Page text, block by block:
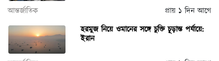
আন্তর্জাতিক
প্রায় ১ দিন আগে
হরমুজ নিয়ে ওমানের সঙ্গে চুক্তি চূড়ান্ত পর্যায়ে:
ইরান